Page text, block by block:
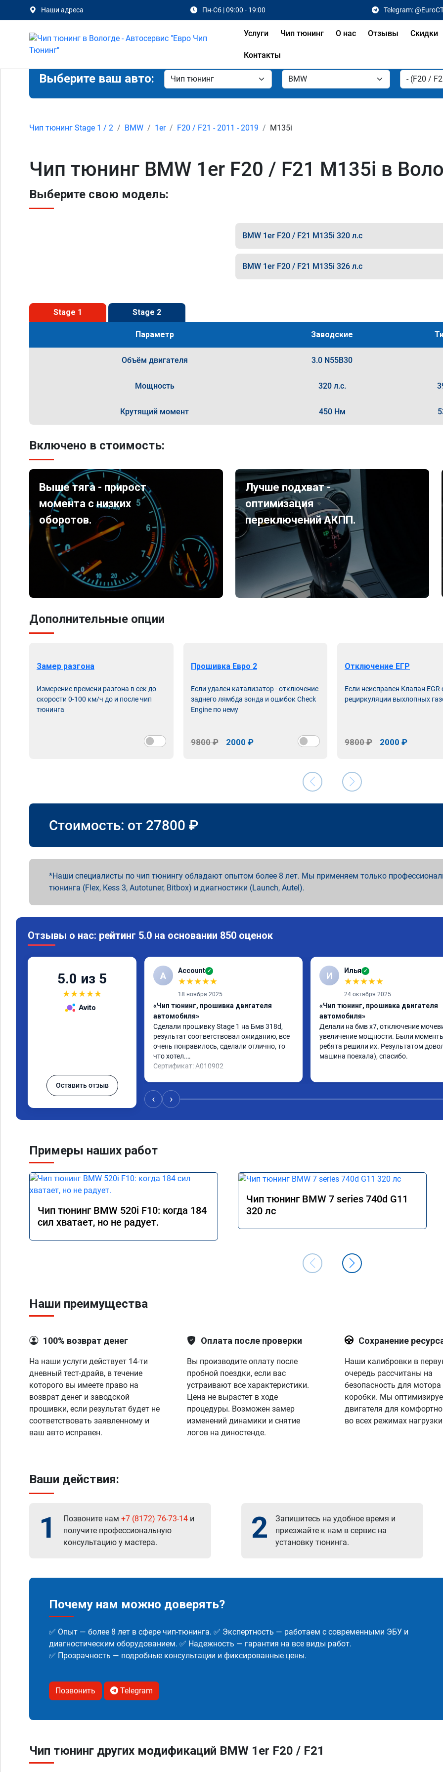
Наши адреса Пн-Сб | 09:00 - 19:00 Telegram:
Услуги Чип тюнинг О нас Отзывы Скидки
Контакты
Выберите ваш авто:
Чип тюнинг Stage 1 / 2 BMW 1er F20 / F21 - 2011 - 2019 M135i
Чип тюнинг BMW 1er F20 / F21 M135i в
Выберите свою модель:
BMW 1er F20 / F21 M135i 320 л.с
BMW 1er F20 / F21 M135i 326 л.с
Stage 1 Stage 2
Параметр Заводские
Объём двигателя 3.0 N55B30
Мощность 320 л.с.
Крутящий момент 450 Нм
Включено в стоимость:
Выше тяга - прирост
момента с низких
оборотов.
Лучше подхват -
оптимизация
переключений АКПП.
Дополнительные опции
Замер разгона
Измерение времени разгона в сек до
скорости 0-100 км/ч до и после чип
тюнинга
Прошивка Евро 2
Если удален катализатор - отключение
заднего лямбда зонда и ошибок Check
Engine по нему
9800 ₽ 2000 ₽
Отключение ЕГР
Если неисправен Клапан EGR
рециркуляции выхлопных
9800 ₽ 2000 ₽
Стоимость: от 27800 ₽
Наши специалисты по чип тюнингу обладают опытом более 8 лет. Мы применяем только
тюнинга (Flex, Kess 3, Autotuner, Bitbox) и диагностики (Launch, Autel).
Отзывы о нас: рейтинг 5.0 на основании 850 оценок
5.0 из 5
★★★★★
Avito
Оставить отзыв
A Account ✓
★★★★★
18 ноября 2025
«Чип тюнинг, прошивка двигателя
автомобиля»
Сделали прошивку Stage 1 на Бмв 318d,
результат соответствовал ожиданию, все
очень понравилось, сделали отлично, то
что хотел.
Сертификат: A010902
И Илья ✓
★★★★★
24 октября 2025
«Чип тюнинг, прошивка двигателя
автомобиля»
Делали на бмв х7, отключение
увеличение мощности. Были
ребята решили их. Результатом
машина поехала), спасибо.
‹ ›
Примеры наших работ
Чип тюнинг BMW 520i F10: когда 184
сил хватает, но не радует.
Чип тюнинг BMW 7 series 740d G11
320 лс
Наши преимущества
100% возврат денег
На наши услуги действует 14-ти
дневный тест-драйв, в течение
которого вы имеете право на
возврат денег и заводской
прошивки, если результат будет не
соответствовать заявленному и
ваш авто исправен.
Оплата после проверки
Вы производите оплату после
пробной поездки, если вас
устраивают все характеристики.
Цена не вырастет в ходе
процедуры. Возможен замер
изменений динамики и снятие
логов на диностенде.
Сохранение
Наши калибровки в
очередь рассчитаны на
безопасность для мотора
коробки. Мы
двигателя для
во всех режимах
Ваши действия:
1 Позвоните нам +7 (8172) 76-73-14 и
получите профессиональную
консультацию у мастера.
2
Запишитесь на удобное время и
приезжайте к нам в сервис на
установку тюнинга.
Почему нам можно доверять?
✅ Опыт — более 8 лет в сфере чип-тюнинга. ✅ Экспертность — работаем с современными ЭБУ и
диагностическим оборудованием. ✅ Надежность — гарантия на все виды работ.
✅ Прозрачность — подробные консультации и фиксированные цены.
Позвонить Telegram
Чип тюнинг других модификаций BMW 1er F20 / F21